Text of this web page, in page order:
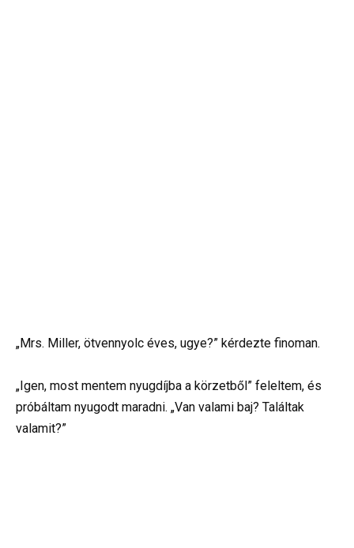
„Mrs. Miller, ötvennyolc éves, ugye?” kérdezte finoman.
„Igen, most mentem nyugdíjba a körzetből” feleltem, és
próbáltam nyugodt maradni. „Van valami baj? Találtak
valamit?”